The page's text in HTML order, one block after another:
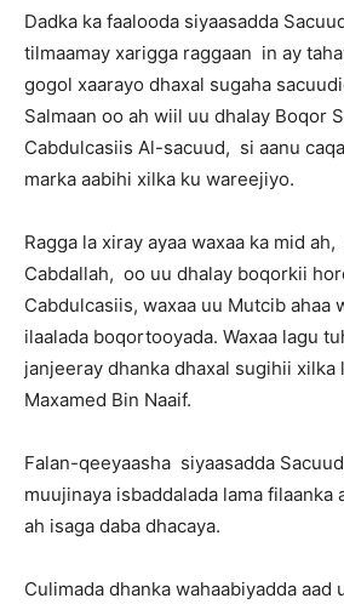
Dadka ka faalooda siyaasadda
tilmaamay xarigga raggaan in ay
gogol xaarayo dhaxal sugaha
Salmaan oo ah wiil uu dhalay Boqor
Cabdulcasiis Al-sacuud, si aanu
marka aabihi xilka ku wareejiyo.
Ragga la xiray ayaa waxaa ka mid
Cabdallah, oo uu dhalay boqorkii
Cabdulcasiis, waxaa uu Mutcib ahaa
ilaalada boqortooyada. Waxaa lagu
janjeeray dhanka dhaxal sugihii xilka
Maxamed Bin Naaif.
Falan-qeeyaasha siyaasadda
muujinaya isbaddalada lama filaanka
ah isaga daba dhacaya.
Culimada dhanka wahaabiyadda aad